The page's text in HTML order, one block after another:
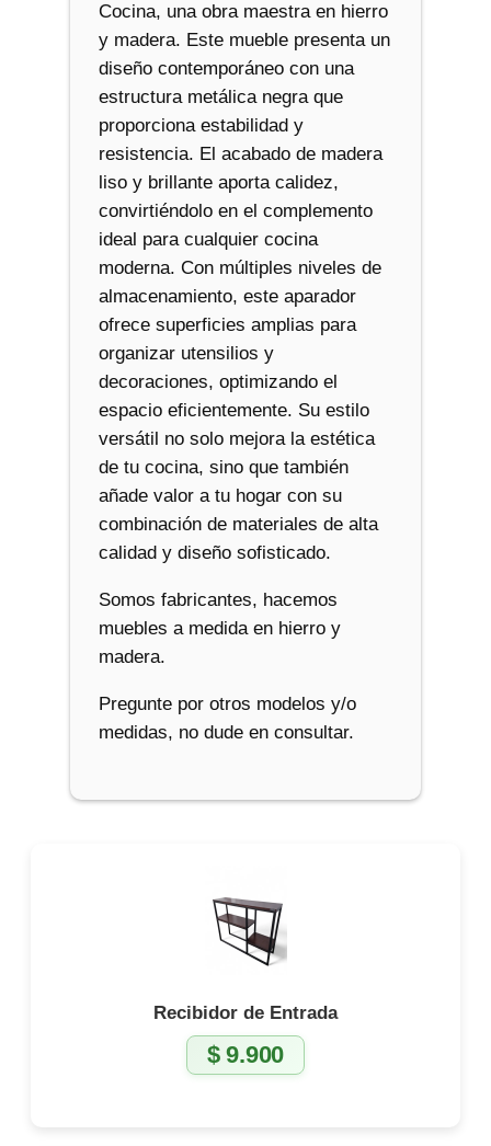
Cocina, una obra maestra en hierro
y madera. Este mueble presenta un
diseño contemporáneo con una
estructura metálica negra que
proporciona estabilidad y
resistencia. El acabado de madera
liso y brillante aporta calidez,
convirtiéndolo en el complemento
ideal para cualquier cocina
moderna. Con múltiples niveles de
almacenamiento, este aparador
ofrece superficies amplias para
organizar utensilios y
decoraciones, optimizando el
espacio eficientemente. Su estilo
versátil no solo mejora la estética
de tu cocina, sino que también
añade valor a tu hogar con su
combinación de materiales de alta
calidad y diseño sofisticado.
Somos fabricantes, hacemos
muebles a medida en hierro y
madera.
Pregunte por otros modelos y/o
medidas, no dude en consultar.
Recibidor de Entrada
$9.900